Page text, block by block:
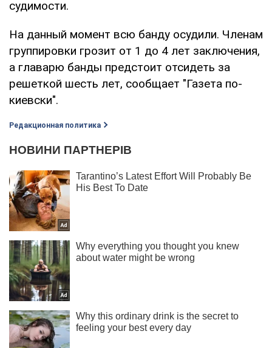
судимости.
На данный момент всю банду осудили. Членам
группировки грозит от 1 до 4 лет заключения,
а главарю банды предстоит отсидеть за
решеткой шесть лет, сообщает "Газета по-
киевски".
Редакционная политика